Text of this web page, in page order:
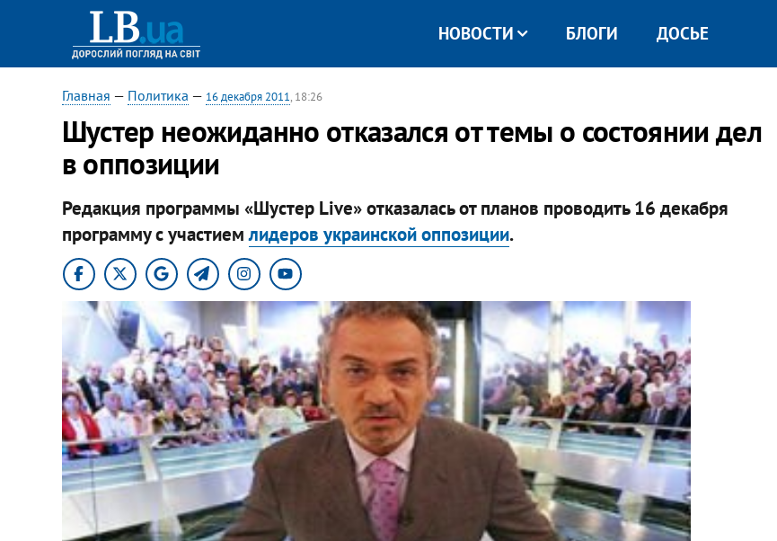
НОВОСТИ БЛОГИ ДОСЬЕ
Главная — Политика — 16 декабря 2011, 18:26
Шустер неожиданно отказался от темы о состоянии дел
в оппозиции
Редакция программы «Шустер Live» отказалась от планов проводить 16 декабря
программу с участиемлидеров украинской оппозиции.